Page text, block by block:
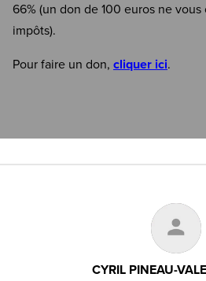
66% (un don de 100 euros ne
impôts).
Pour faire un don, cliquer ici.
CYRIL PINEAU-